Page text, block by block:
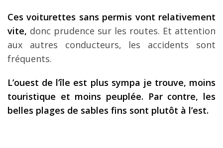
Ces voiturettes sans permis vont relativement
vite, donc prudence sur les routes. Et attention
aux autres conducteurs, les accidents sont
fréquents.
L’ouest de l’île est plus sympa je trouve, moins
touristique et moins peuplée. Par contre, les
belles plages de sables fins sont plutôt à l’est.